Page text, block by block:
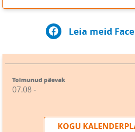
Leia meid
Toimunud päevak
07.08 -
KOGU